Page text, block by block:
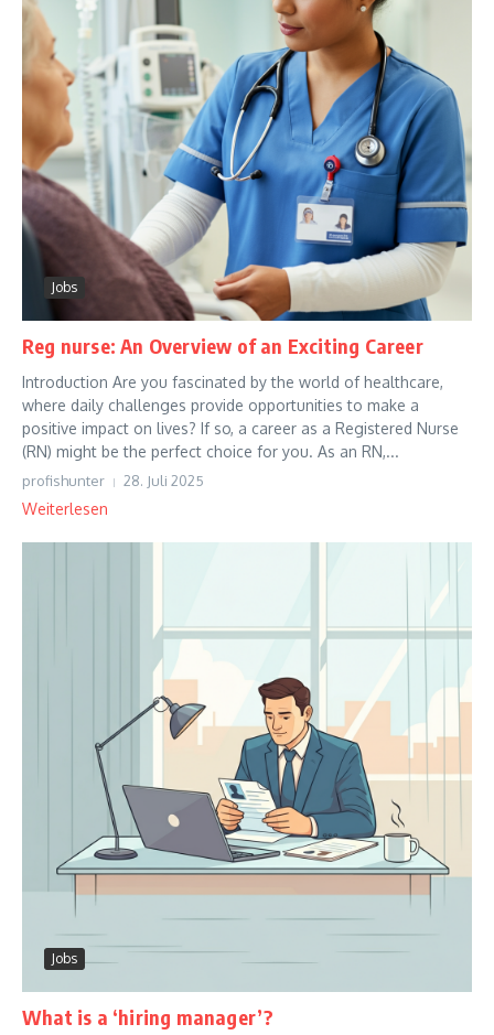
Jobs
Reg nurse: An Overview of an Exciting Career
Introduction Are you fascinated by the world of healthcare,
where daily challenges provide opportunities to make a
positive impact on lives? If so, a career as a Registered Nurse
(RN) might be the perfect choice for you. As an RN,...
profishunter 28. Juli 2025
Weiterlesen
Jobs
What is a ‘hiring manager’?